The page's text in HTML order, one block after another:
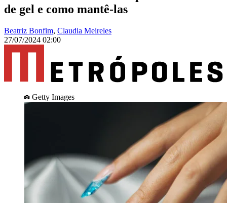
de gel e como mantê-las
Beatriz Bonfim, Claudia Meireles
27/07/2024 02:00
Getty Images